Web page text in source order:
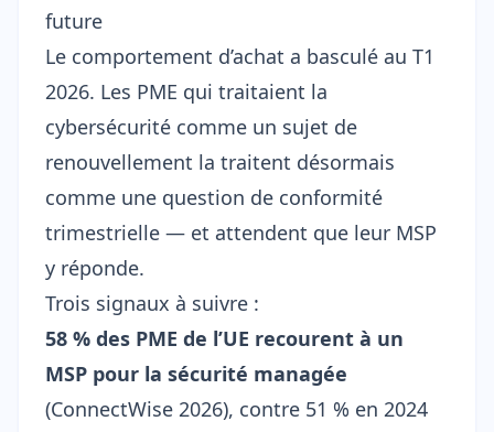
future
Le comportement d’achat a basculé au T1
2026. Les PME qui traitaient la
cybersécurité comme un sujet de
renouvellement la traitent désormais
comme une question de conformité
trimestrielle — et attendent que leur MSP
y réponde.
Trois signaux à suivre :
58 % des PME de l’UE recourent à un
MSP pour la sécurité managée
(ConnectWise 2026), contre 51 % en 2024